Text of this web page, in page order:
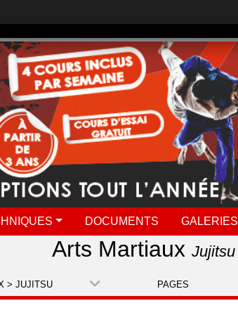
DOCUMENTS GALERIES
Arts Martiaux Jujitsu
> JUJITSU PAGES